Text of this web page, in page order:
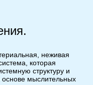
неживая
которая
структуру и
основе мыслительных